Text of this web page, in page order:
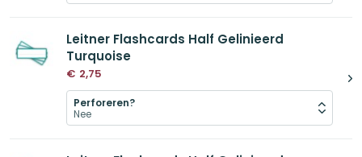
Leitner Flashcards Half Gelinieerd
Turquoise
€ 2,75
Perforeren?